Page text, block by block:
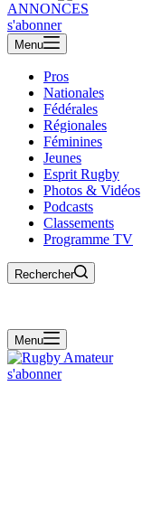
ANNONCES
s'abonner
Menu
Pros
Nationales
Fédérales
Régionales
Féminines
Jeunes
Esprit Rugby
Photos & Vidéos
Podcasts
Classements
Programme TV
Rechercher
Menu
s'abonner